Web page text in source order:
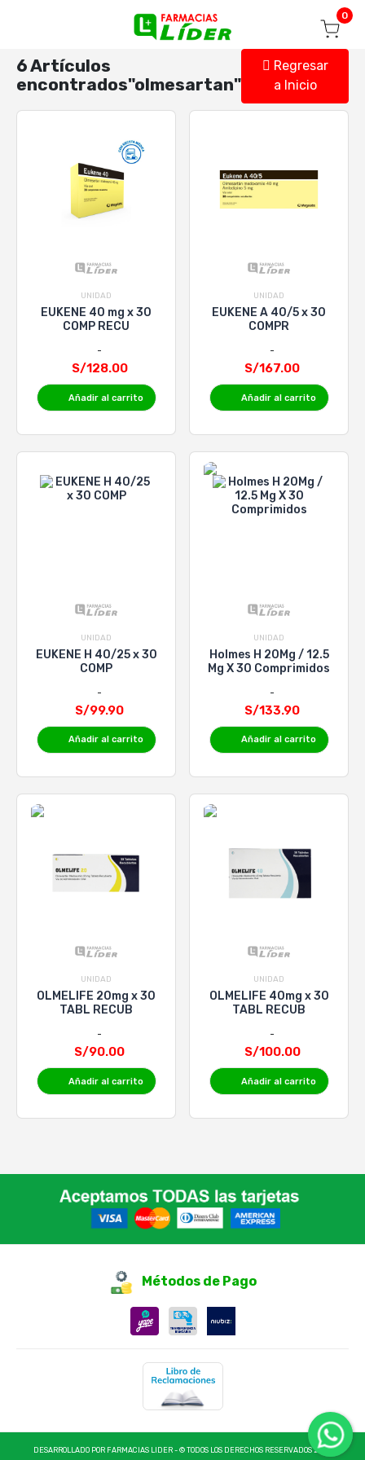
Seguir mi pedido 0
6 Artículos
encontrados"olmesartan"
Regresar
a Inicio
UNIDAD
EUKENE 40 mg x 30
COMP RECU
S/128.00
Añadir al carrito
UNIDAD
EUKENE A 40/5 x 30
COMPR
S/167.00
Añadir al carrito
UNIDAD
EUKENE H 40/25 x 30
COMP
S/99.90
Añadir al carrito
UNIDAD
Holmes H 20Mg / 12.5
Mg X 30 Comprimidos
S/133.90
Añadir al carrito
UNIDAD
OLMELIFE 20mg x 30
TABL RECUB
S/90.00
Añadir al carrito
UNIDAD
OLMELIFE 40mg x 30
TABL RECUB
S/100.00
Añadir al carrito
Métodos de Pago
DESARROLLADO POR FARMACIAS LIDER - © TODOS LOS DERECHOS RESERVADOS 2025